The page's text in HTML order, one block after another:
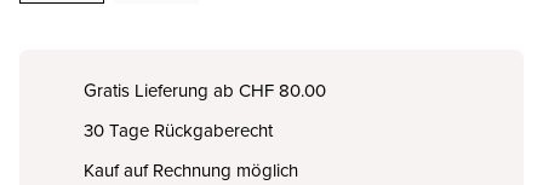
Gratis Lieferung ab CHF 80.00
30 Tage Rückgaberecht
Kauf auf Rechnung möglich